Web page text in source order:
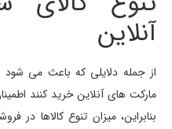
آنلاین
از جمله دلایلی که باعث می
مارکت های آنلاین خرید کنند
بنابراین، میزان تنوع کالاها در